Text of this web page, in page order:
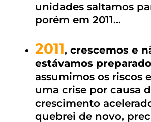
unidades saltamos
porém em 2011…
2011, crescemos e
estávamos
assumimos os riscos
uma crise por causa
crescimento
quebrei de novo,